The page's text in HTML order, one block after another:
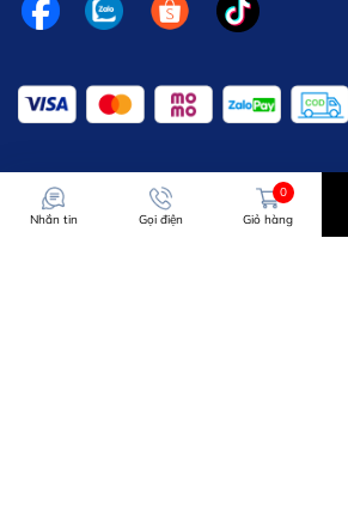
Nhắn tin Gọi điện
0
Giỏ hàng